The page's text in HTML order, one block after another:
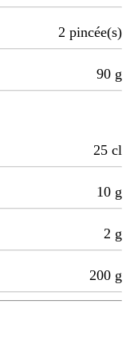
2 pincée(s)
90 g
25 cl
10 g
2 g
200 g